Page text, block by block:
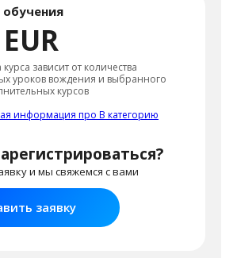
зависит от количества
уроков вождения и выбранного
курсов
информация про В категорию
и мы свяжемся с вами
заявку